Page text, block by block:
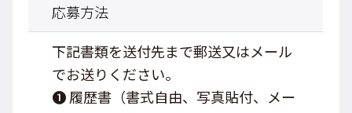
応募方法
下記書類を送付先まで郵送又はメール
でお送りください。
❶ 履歴書（書式自由、写真貼付、メー